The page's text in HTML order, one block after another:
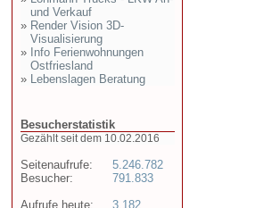
und Verkauf
» Render Vision 3D-
Visualisierung
» Info Ferienwohnungen
Ostfriesland
» Lebenslagen Beratung
Besucherstatistik
Gezählt seit dem 10.02.2016
Seitenaufrufe:
Besucher:
Aufrufe heute:
5.246.782
791.833
3.182